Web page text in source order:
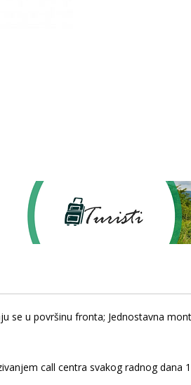
u površinu fronta; Jednostavna
call centra svakog radnog dana